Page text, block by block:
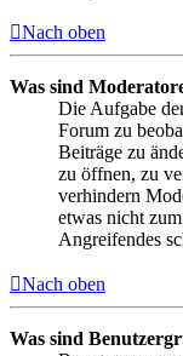
Nach oben
Was sind
Die Aufgabe
Forum zu
Beiträge zu
zu öffnen, zu
verhindern
etwas nicht
Angreifendes
Nach oben
Was sind